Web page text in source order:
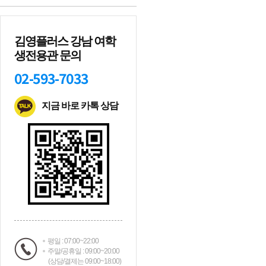
김영플러스 강남 여학
생전용관 문의
02-593-7033
지금 바로 카톡 상담
평일 : 07:00~22:00
주말/공휴일 : 09:00~20:00
(상담/결제는 09:00~18:00)